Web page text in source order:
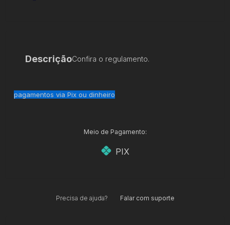
DescriçãoConfira o regulamento.
pagamentos via Pix ou dinheiro
Meio de Pagamento:
PIX
Precisa de ajuda? Falar com suporte